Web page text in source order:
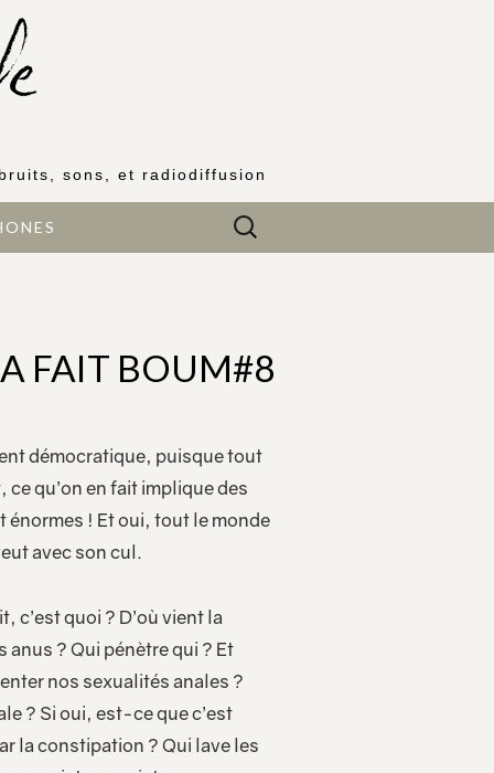
bruits, sons, et radiodiffusion
Rechercher :
FAIT BOUM#8
démocratique, puisque tout
ce qu’on en fait implique des
! Et oui, tout le monde
avec son cul.
c’est quoi ? D’où vient la
anus ? Qui pénètre qui ? Et
nos sexualités anales ?
? Si oui, est-ce que c’est
la constipation ? Qui lave les